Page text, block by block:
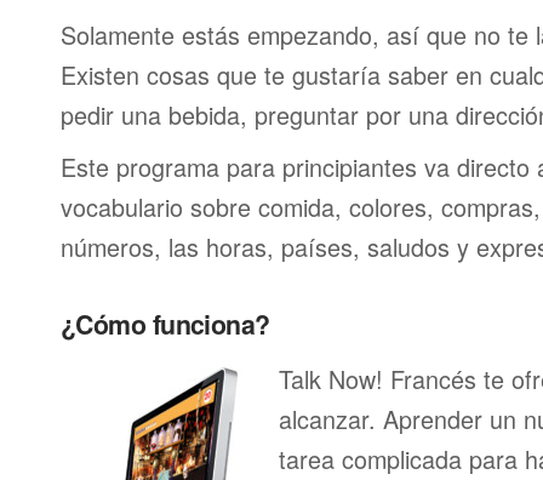
Solamente estás empezando, así que no te
Existen cosas que te gustaría saber en
pedir una bebida, preguntar por una
Este programa para principiantes va directo
vocabulario sobre comida, colores,
números, las horas, países, saludos y
¿Cómo funciona?
Talk Now! Francés te
alcanzar. Aprender un
tarea complicada para